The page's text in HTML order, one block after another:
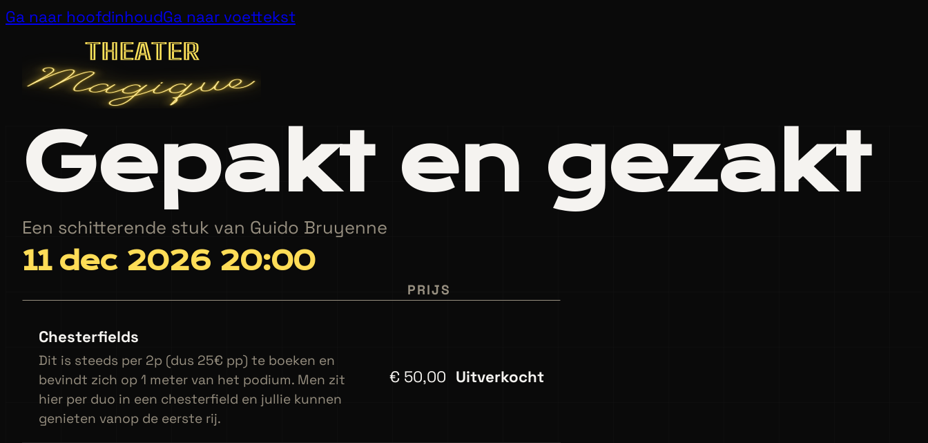
Ga naar hoofdinhoudGa naar voettekst
Gepakt en gezakt
Een schitterende stuk van Guido Bruyenne
11 dec 2026 20:00
PRIJS
Chesterfields
Dit is steeds per 2p (dus 25€ pp) te boeken en
bevindt zich op 1 meter van het podium. Men zit
hier per duo in een chesterfield en jullie kunnen
genieten vanop de eerste rij.
€ 50,00 Uitverkocht